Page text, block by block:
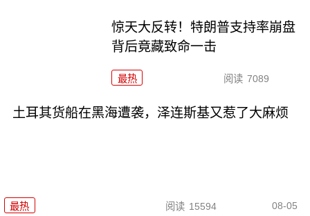
惊天大反转！特朗普支持率崩盘
背后竟藏致命一击
最热 阅读 7089
土耳其货船在黑海遭袭，泽连斯基又惹了大麻烦
最热 阅读 15594 08-05